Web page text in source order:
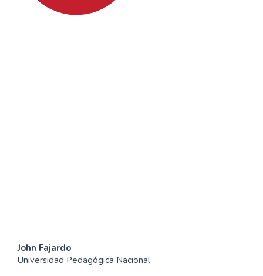
Contenido
John Fajardo
Universidad Pedagógica Nacional